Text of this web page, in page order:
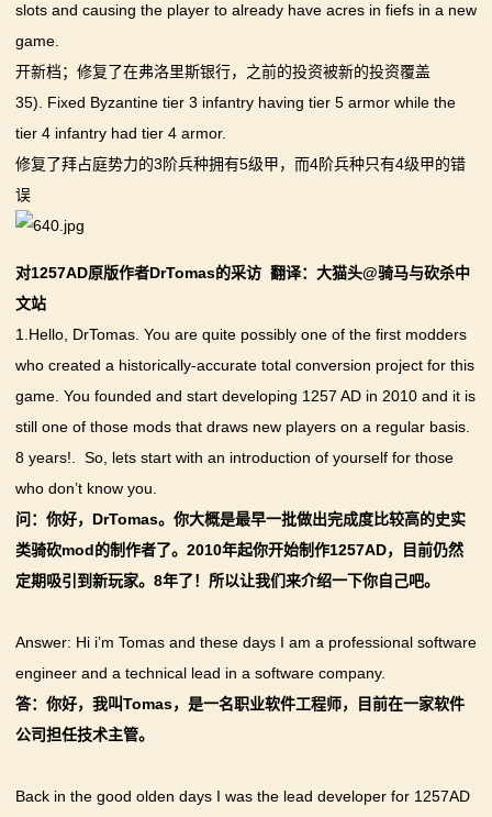
slots and causing the player to already have acres in fiefs in a new
game.
开新档；修复了在弗洛里斯银行，之前的投资被新的投资覆盖
35). Fixed Byzantine tier 3 infantry having tier 5 armor while the
tier 4 infantry had tier 4 armor.
修复了拜占庭势力的3阶兵种拥有5级甲，而4阶兵种只有4级甲的错
误
对1257AD原版作者DrTomas的采访 翻译：大猫头@骑马与砍杀中
文站
1.Hello, DrTomas. You are quite possibly one of the first modders
who created a historically-accurate total conversion project for this
game. You founded and start developing 1257 AD in 2010 and it is
still one of those mods that draws new players on a regular basis.
8 years!. So, lets start with an introduction of yourself for those
who don’t know you.
问：你好，DrTomas。你大概是最早一批做出完成度比较高的史实
类骑砍mod的制作者了。2010年起你开始制作1257AD，目前仍然
定期吸引到新玩家。8年了！所以让我们来介绍一下你自己吧。
Answer: Hi i’m Tomas and these days I am a professional software
engineer and a technical lead in a software company.
答：你好，我叫Tomas，是一名职业软件工程师，目前在一家软件
公司担任技术主管。
Back in the good olden days I was the lead developer for 1257AD